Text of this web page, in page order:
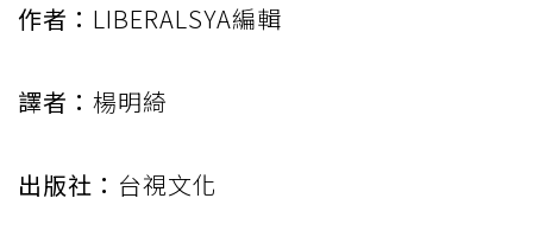
作者： LIBERALSYA編輯
譯者： 楊明綺
出版社： 台視文化